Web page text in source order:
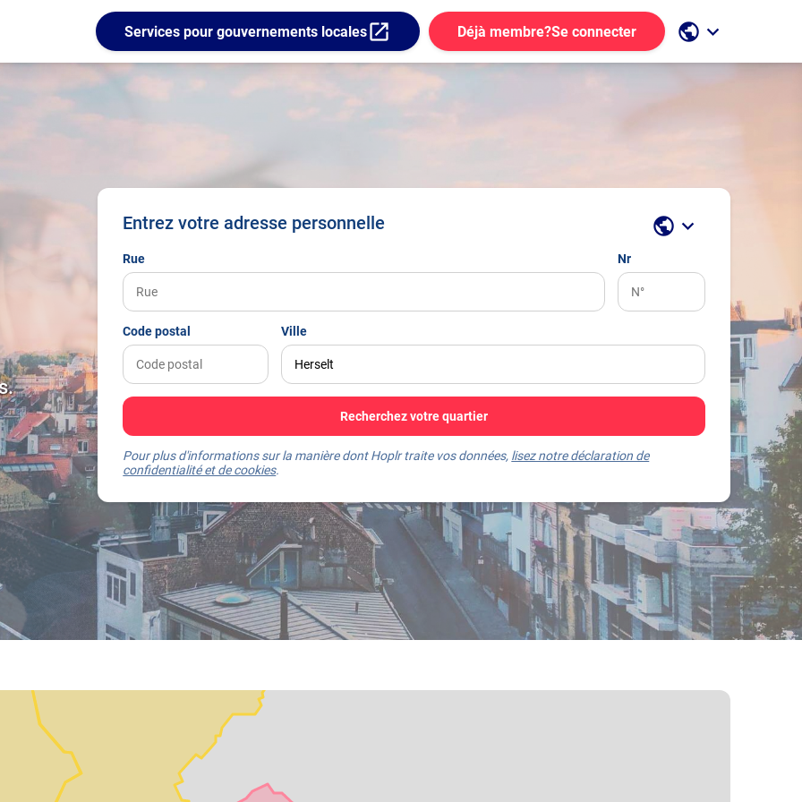
Services pour gouvernements localesopen_in_new Déjà membre?Se connecter public keyboard_arrow_down
Entrez votre adresse personnelle public keyboard_arrow_down
Rue Nr
Code postal Ville
Recherchez votre quartier
Pour plus d'informations sur la manière dont Hoplr traite vos données, lisez notre déclaration de
confidentialité et de cookies.